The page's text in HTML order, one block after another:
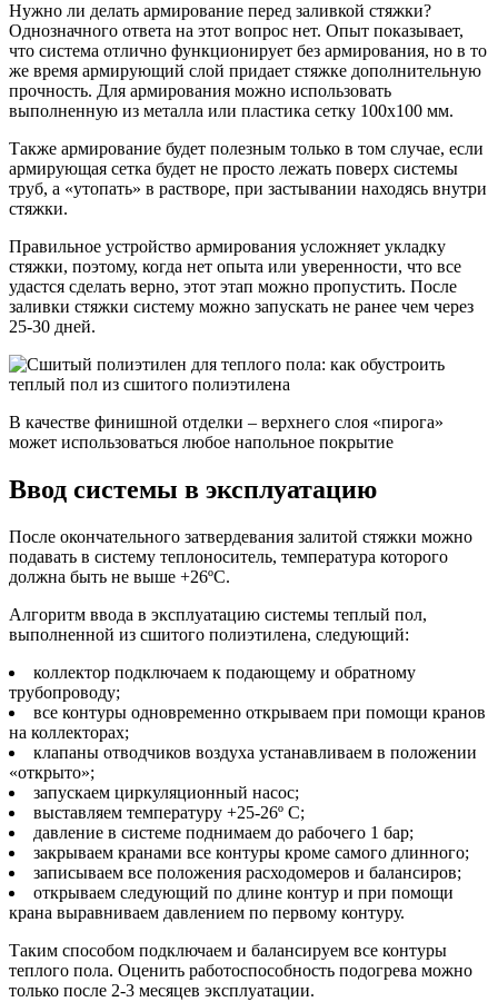
Нужно ли делать армирование перед заливкой стяжки?
Однозначного ответа на этот вопрос нет. Опыт показывает,
что система отлично функционирует без армирования, но в то
же время армирующий слой придает стяжке дополнительную
прочность. Для армирования можно использовать
выполненную из металла или пластика сетку 100х100 мм.
Также армирование будет полезным только в том случае, если
армирующая сетка будет не просто лежать поверх системы
труб, а «утопать» в растворе, при застывании находясь внутри
стяжки.
Правильное устройство армирования усложняет укладку
стяжки, поэтому, когда нет опыта или уверенности, что все
удастся сделать верно, этот этап можно пропустить. После
заливки стяжки систему можно запускать не ранее чем через
25-30 дней.
В качестве финишной отделки – верхнего слоя «пирога»
может использоваться любое напольное покрытие
Ввод системы в эксплуатацию
После окончательного затвердевания залитой стяжки можно
подавать в систему теплоноситель, температура которого
должна быть не выше +26ºС.
Алгоритм ввода в эксплуатацию системы теплый пол,
выполненной из сшитого полиэтилена, следующий:
коллектор подключаем к подающему и обратному
трубопроводу;
все контуры одновременно открываем при помощи кранов
на коллекторах;
клапаны отводчиков воздуха устанавливаем в положении
«открыто»;
запускаем циркуляционный насос;
выставляем температуру +25-26º С;
давление в системе поднимаем до рабочего 1 бар;
закрываем кранами все контуры кроме самого длинного;
записываем все положения расходомеров и балансиров;
открываем следующий по длине контур и при помощи
крана выравниваем давлением по первому контуру.
Таким способом подключаем и балансируем все контуры
теплого пола. Оценить работоспособность подогрева можно
только после 2-3 месяцев эксплуатации.